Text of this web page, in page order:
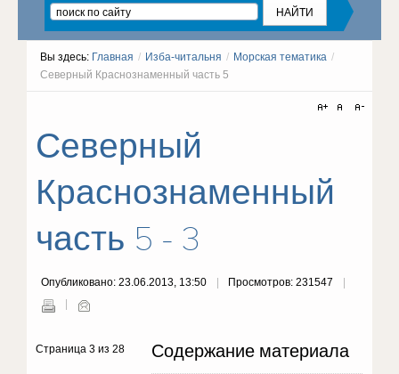
Вы здесь: Главная / Изба-читальня / Морская тематика /
Северный Краснознаменный часть 5
Северный
Краснознаменный
часть 5 - 3
Опубликовано: 23.06.2013, 13:50 Просмотров: 231547
Содержание материала
Страница 3 из 28